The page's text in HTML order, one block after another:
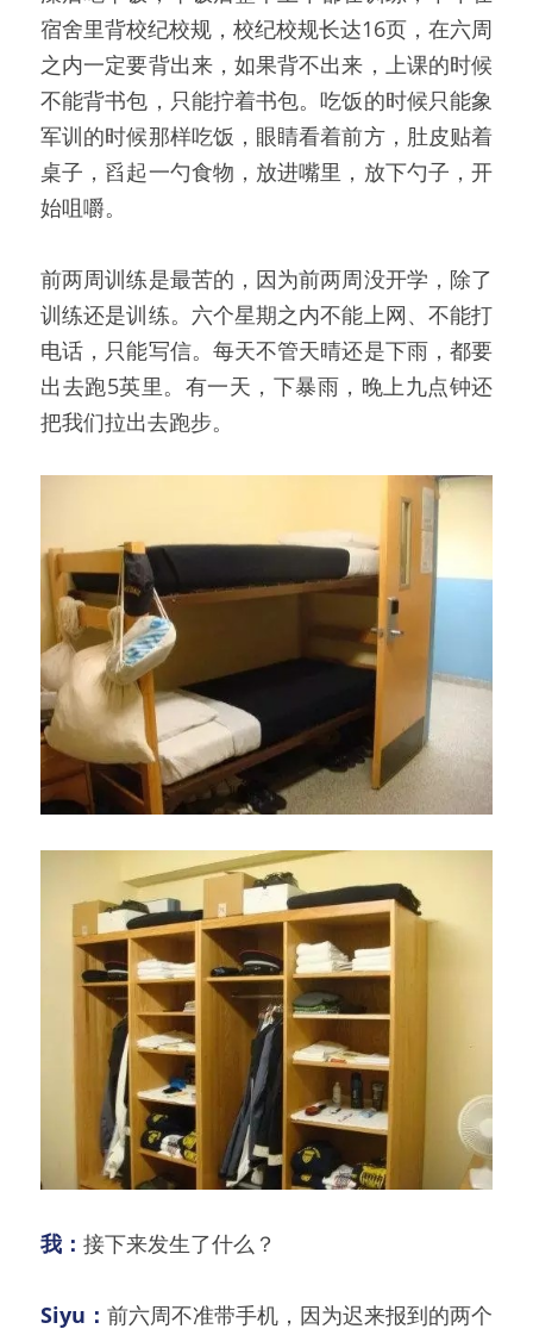
宿舍里背校纪校规，校纪校规长达16页，在六周
之内一定要背出来，如果背不出来，上课的时候
不能背书包，只能拧着书包。吃饭的时候只能象
军训的时候那样吃饭，眼睛看着前方，肚皮贴着
桌子，舀起一勺食物，放进嘴里，放下勺子，开
始咀嚼。
前两周训练是最苦的，因为前两周没开学，除了
训练还是训练。六个星期之内不能上网、不能打
电话，只能写信。每天不管天晴还是下雨，都要
出去跑5英里。有一天，下暴雨，晚上九点钟还
把我们拉出去跑步。
我： 接下来发生了什么？
Siyu： 前六周不准带手机，因为迟来报到的两个